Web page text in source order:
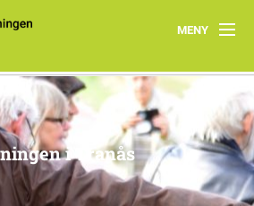
MENY
Hem
Om oss
Arkiv
Projekt
i Tranås